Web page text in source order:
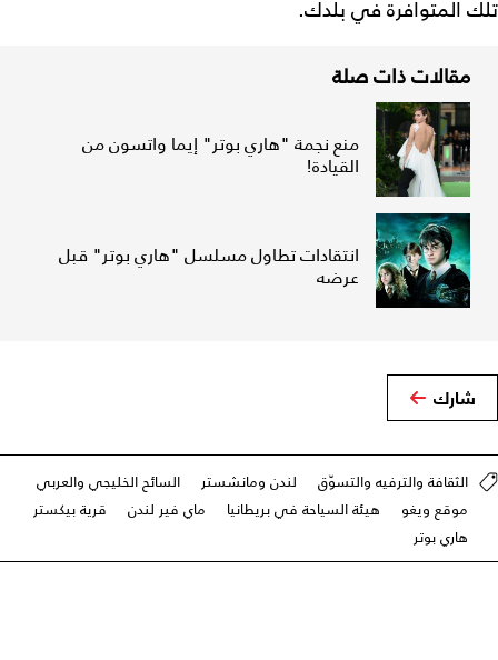
تلك المتوافرة في بلدك.
مقالات ذات صلة
منع نجمة "هاري بوتر" إيما واتسون من
القيادة!
انتقادات تطاول مسلسل "هاري بوتر" قبل
عرضه
شارك
الثقافة والترفيه والتسوّق لندن ومانشستر
السائح الخليجي والعربي
موقع ويغو
هيئة السياحة في بريطانيا ماي فير لندن
قرية بيكستر
هاري بوتر